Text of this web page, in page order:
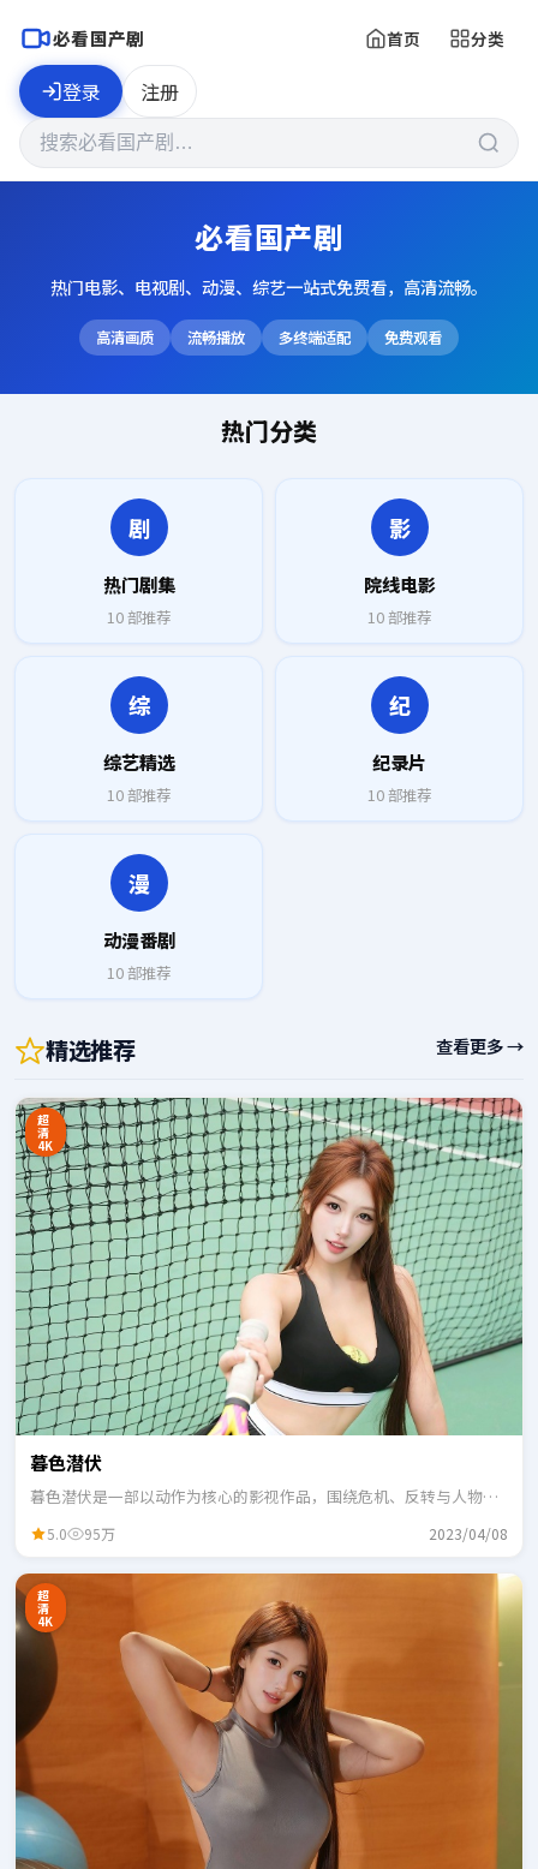
必看国产剧 首页 分类
登录 注册
必看国产剧
热门电影、电视剧、动漫、综艺一站式免费看，高清流畅。
高清画质 流畅播放 多终端适配 免费观看
热门分类
剧
热门剧集
10部推荐
影
院线电影
10部推荐
综
综艺精选
10部推荐
纪
纪录片
10部推荐
漫
动漫番剧
10部推荐
精选推荐 查看更多 →
超
清
4K
暮色潜伏
暮色潜伏是一部以动作为核心的影视作品，围绕危机、反转与人物成
5.0 95万 2023/04/08
超
清
4K